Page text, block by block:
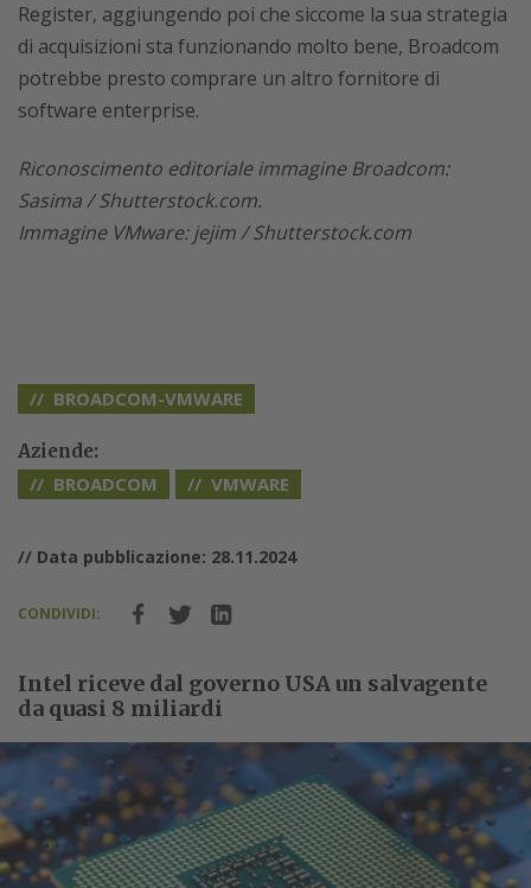
Register, aggiungendo poi che siccome la sua strategia
di acquisizioni sta funzionando molto bene, Broadcom
potrebbe presto comprare un altro fornitore di
software enterprise.
Riconoscimento editoriale immagine Broadcom:
Sasima / Shutterstock.com.
Immagine VMware: jejim / Shutterstock.com
BROADCOM-VMWARE
Aziende:
BROADCOM VMWARE
// Data pubblicazione: 28.11.2024
CONDIVIDI:
Intel riceve dal governo USA un salvagente
da quasi 8 miliardi